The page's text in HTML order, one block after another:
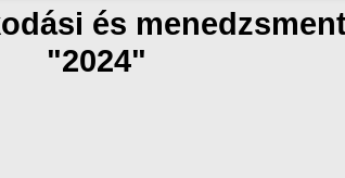
és
"2024"